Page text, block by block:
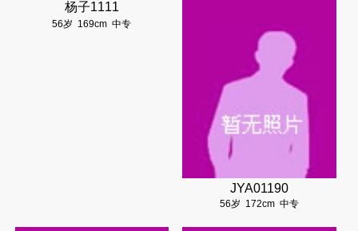
杨子1111
56岁 169cm 中专
JYA01190
56岁 172cm 中专